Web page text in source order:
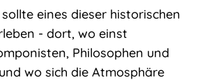
eines dieser historischen
- dort, wo einst
Philosophen und
wo sich die Atmosphäre